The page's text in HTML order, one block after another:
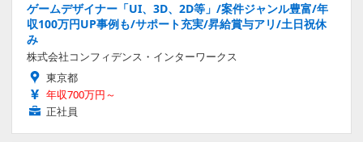
ゲームデザイナー「UI、3D、2D等」/案件ジャンル豊富/年
収100万円UP事例も/サポート充実/昇給賞与アリ/土日祝休
み
株式会社コンフィデンス・インターワークス
東京都
年収700万円～
正社員